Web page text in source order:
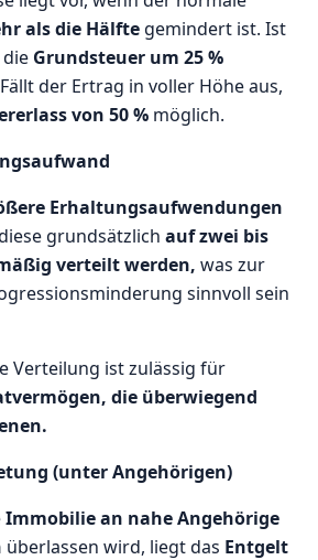
als die Hälfte gemindert ist. Ist
Grundsteuer um 25 %
der Ertrag in voller Höhe aus,
von 50 % möglich.
Erhaltungsaufwendungen
grundsätzlichauf zwei bis
verteilt werden, was zur
sinnvoll sein
Verteilung ist zulässig für
die überwiegend
(unter Angehörigen)
Immobilie an nahe Angehörige
überlassen wird, liegt das Entgelt